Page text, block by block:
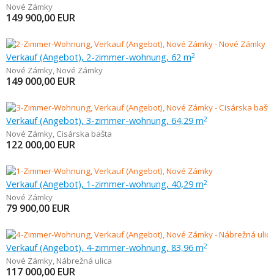
Nové Zámky
149 900,00 EUR
Verkauf (Angebot), 2-zimmer-wohnung, 62 m2
Nové Zámky, Nové Zámky
149 000,00 EUR
Verkauf (Angebot), 3-zimmer-wohnung, 64,29 m2
Nové Zámky, Cisárska bašta
122 000,00 EUR
Verkauf (Angebot), 1-zimmer-wohnung, 40,29 m2
Nové Zámky
79 900,00 EUR
Verkauf (Angebot), 4-zimmer-wohnung, 83,96 m2
Nové Zámky, Nábrežná ulica
117 000,00 EUR